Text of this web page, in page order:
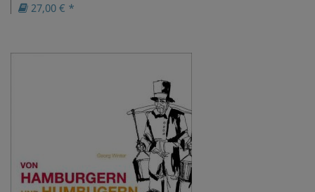
27,00 € *